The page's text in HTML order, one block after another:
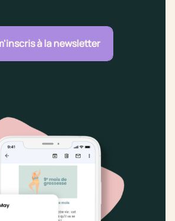
à la newsletter